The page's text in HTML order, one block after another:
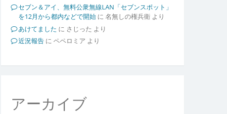
セブン＆アイ、無料公衆無線LAN「セブンスポット」
を12月から都内などで開始に 名無しの権兵衛より
あけてました に さじった より
近況報告に ペペロミア より
アーカイブ